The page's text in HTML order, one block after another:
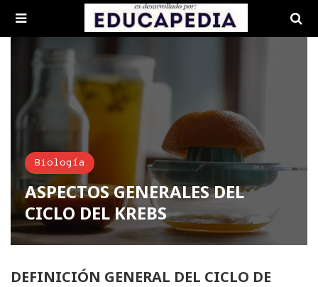
Biología
ASPECTOS GENERALES DEL
CICLO DEL KREBS
DEFINICIÓN GENERAL DEL CICLO DE